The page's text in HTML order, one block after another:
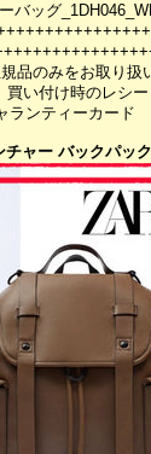
バッグ
のみをお取り扱
い付け時のレシ
ランティーカード
ャー バックパック